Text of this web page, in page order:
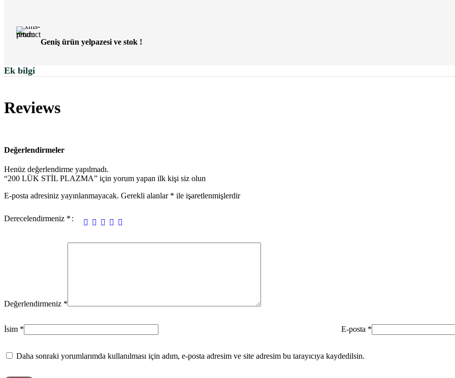
Geniş ürün yelpazesi ve stok !
Ek bilgi
Reviews
Değerlendirmeler
Henüz değerlendirme yapılmadı.
“200 LÜK STİL PLAZMA” için yorum yapan ilk kişi siz olun
E-posta adresiniz yayınlanmayacak. Gerekli alanlar * ile işaretlenmişlerdir
Derecelendirmeniz *
Değerlendirmeniz *
İsim * E-posta *
Daha sonraki yorumlarımda kullanılması için adım, e-posta adresim ve site adresim bu tarayıcıya kaydedilsin.